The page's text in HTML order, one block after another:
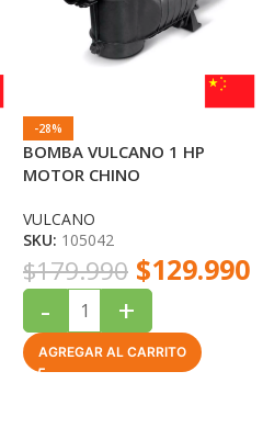
-28%
BOMBA VULCANO 1 HP
MOTOR CHINO
VULCANO
SKU: 105042
$179.990 $129.990
- +
AGREGAR AL CARRITO